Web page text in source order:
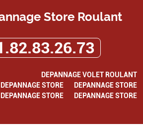
Store Roulant
DEPANNAGE VOLET ROULANT
DEPANNAGE STORE
DEPANNAGE STORE
DEPANNAGE STORE
DEPANNAGE STORE